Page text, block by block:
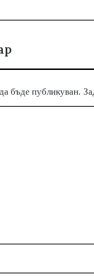
бъде публикуван.